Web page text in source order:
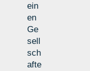
ein
en
Ge
sell
sch
afte